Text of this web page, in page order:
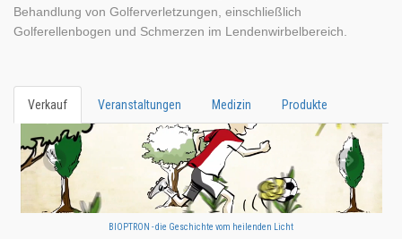
Behandlung von Golferverletzungen, einschließlich
Golferellenbogen und Schmerzen im Lendenwirbelbereich.
Verkauf Veranstaltungen Medizin Produkte
BIOPTRON - die Geschichte vom heilenden Licht